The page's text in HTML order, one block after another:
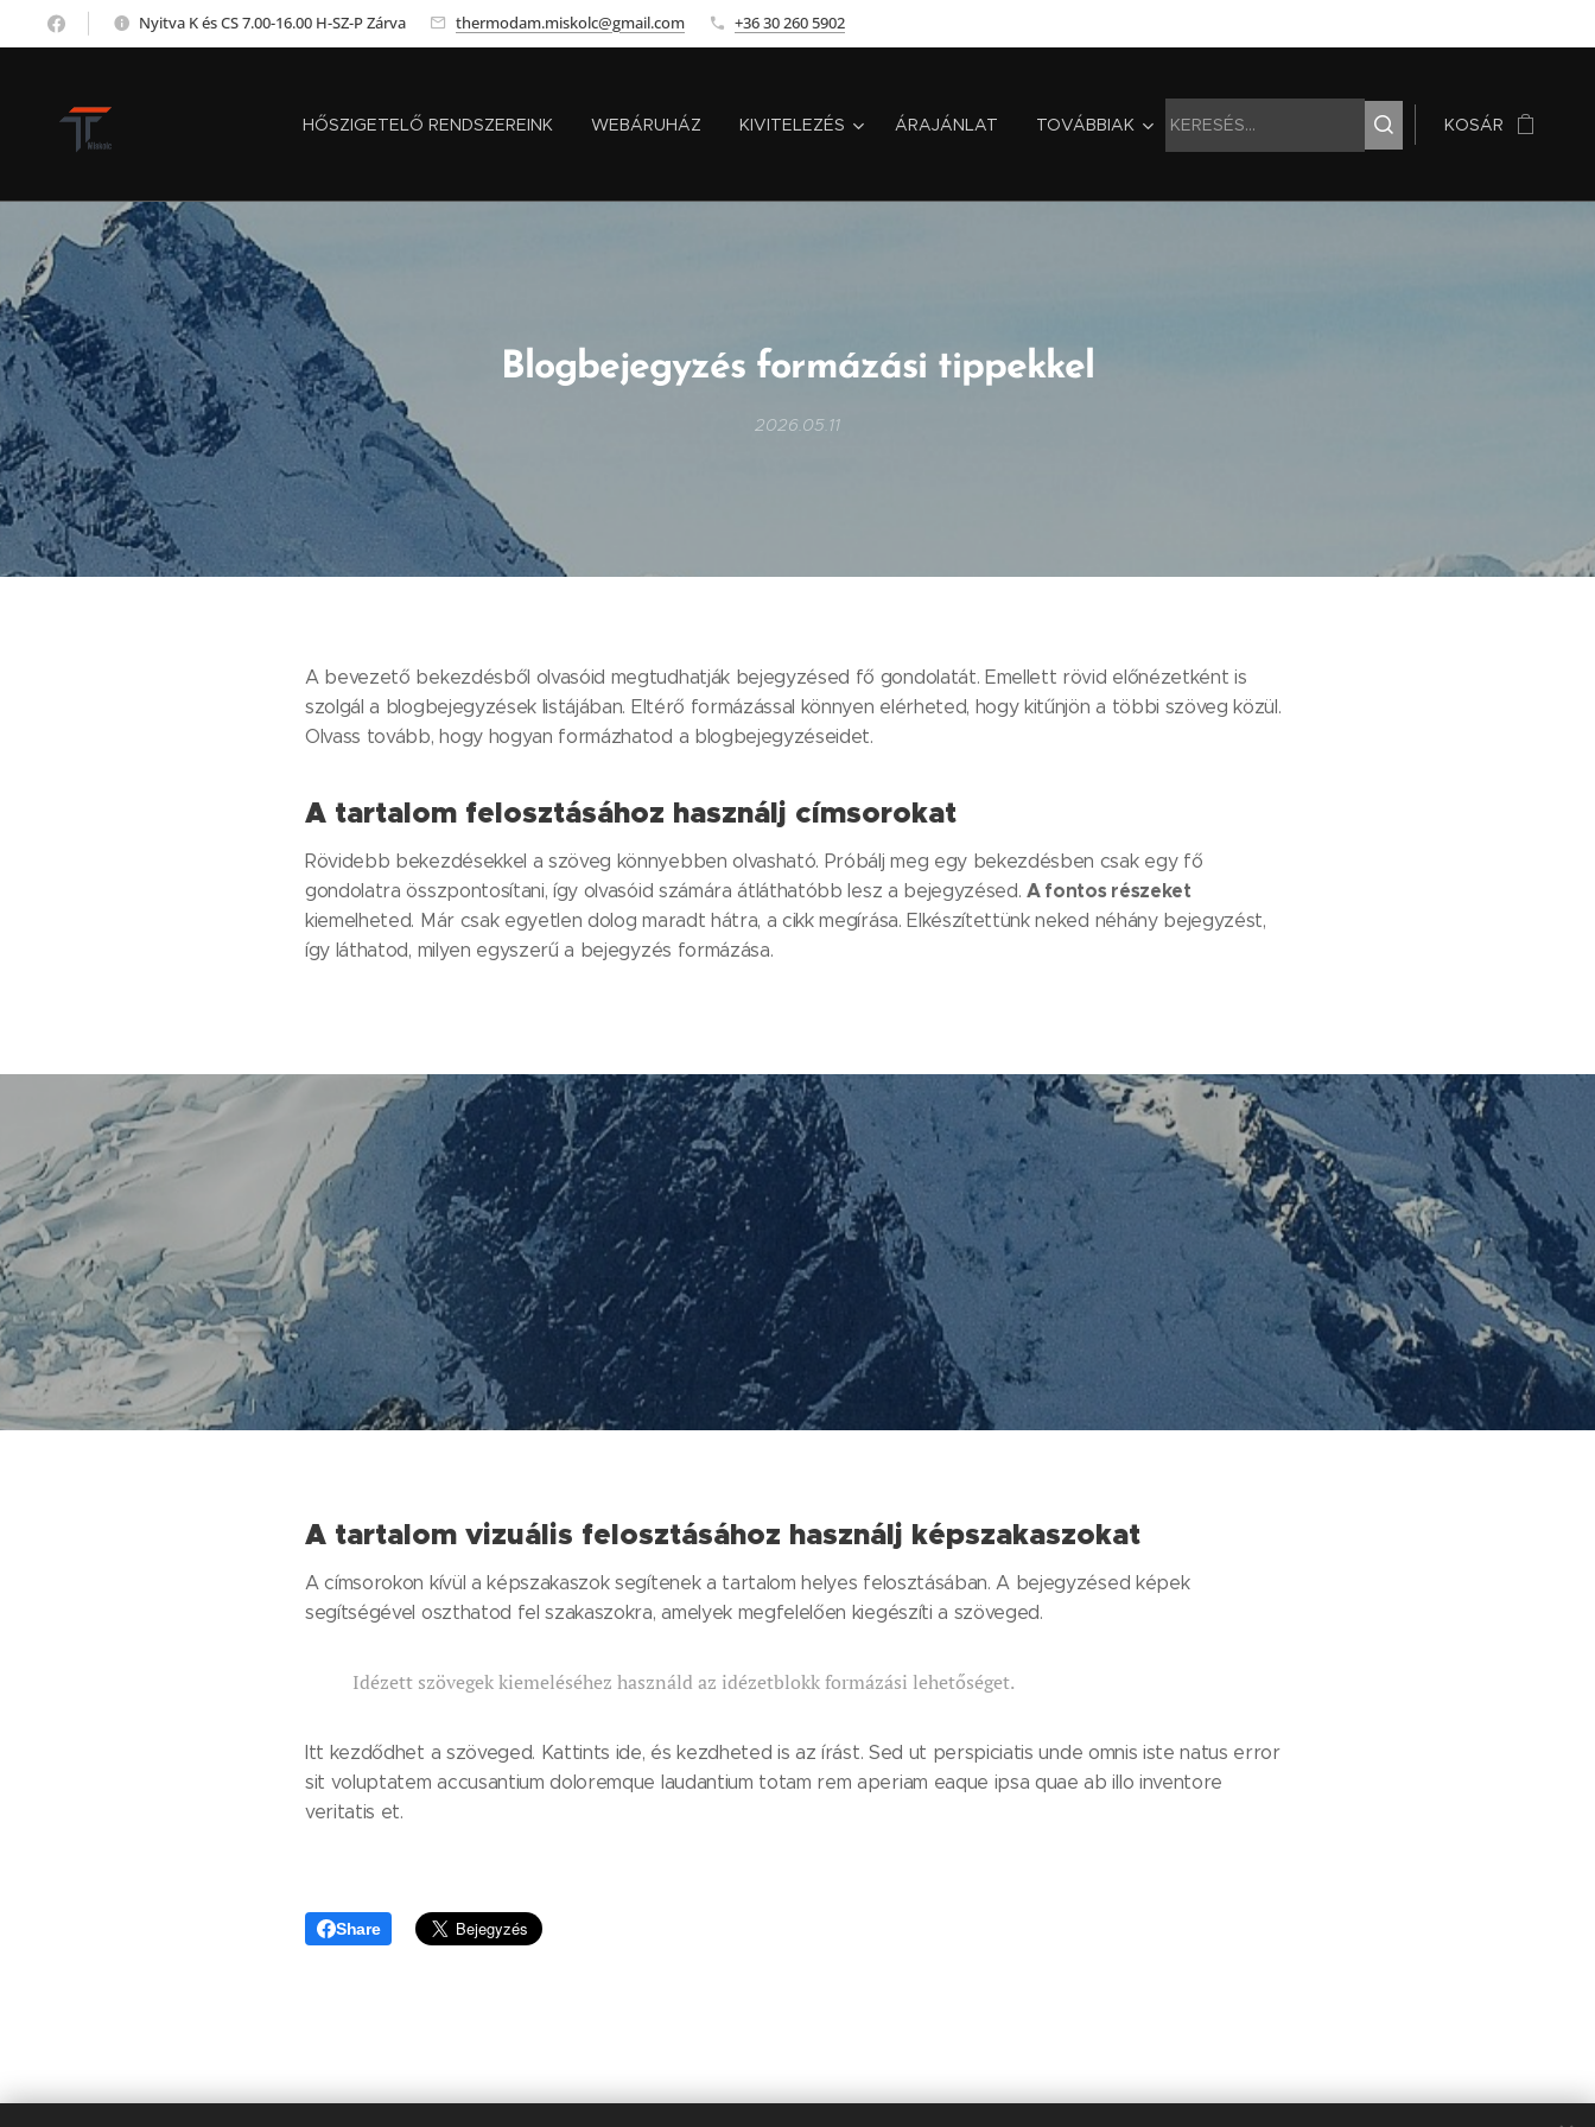
Nyitva K és CS 7.00-16.00 H-SZ-P Zárva thermodam.miskolc@gmail.com +36 30 260 5902
HŐSZIGETELŐ RENDSZEREINK WEBÁRUHÁZ KIVITELEZÉS ÁRAJÁNLAT TOVÁBBIAK KOSÁR
Blogbejegyzés formázási tippekkel
2026.05.11
A bevezető bekezdésből olvasóid megtudhatják bejegyzésed fő gondolatát. Emellett rövid előnézetként is
szolgál a blogbejegyzések listájában. Eltérő formázással könnyen elérheted, hogy kitűnjön a többi szöveg közül.
Olvass tovább, hogy hogyan formázhatod a blogbejegyzéseidet.
A tartalom felosztásához használj címsorokat
Rövidebb bekezdésekkel a szöveg könnyebben olvasható. Próbálj meg egy bekezdésben csak egy fő
gondolatra összpontosítani, így olvasóid számára átláthatóbb lesz a bejegyzésed.A fontos részeket
kiemelheted. Már csak egyetlen dolog maradt hátra, a cikk megírása. Elkészítettünk neked néhány bejegyzést,
így láthatod, milyen egyszerű a bejegyzés formázása.
A tartalom vizuális felosztásához használj képszakaszokat
A címsorokon kívül a képszakaszok segítenek a tartalom helyes felosztásában. A bejegyzésed képek
segítségével oszthatod fel szakaszokra, amelyek megfelelően kiegészíti a szöveged.
Idézett szövegek kiemeléséhez használd az idézetblokk formázási lehetőséget.
Itt kezdődhet a szöveged. Kattints ide, és kezdheted is az írást. Sed ut perspiciatis unde omnis iste natus error
sit voluptatem accusantium doloremque laudantium totam rem aperiam eaque ipsa quae ab illo inventore
veritatis et.
Share